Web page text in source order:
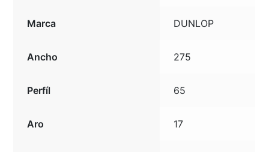
Marca DUNLOP
Ancho 275
Perfíl 65
Aro 17